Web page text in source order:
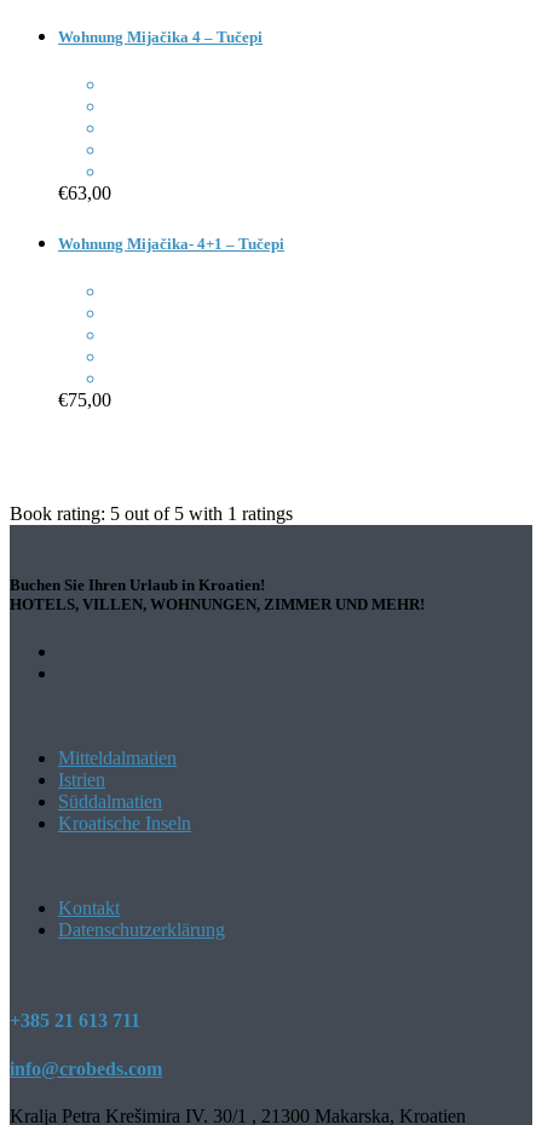
Wohnung Mijačika 4 – Tučepi
€63,00
Wohnung Mijačika- 4+1 – Tučepi
€75,00
Book rating: 5 out of 5 with 1 ratings
Buchen Sie Ihren Urlaub in Kroatien!
HOTELS, VILLEN, WOHNUNGEN, ZIMMER UND MEHR!
Mitteldalmatien
Istrien
Süddalmatien
Kroatische Inseln
Kontakt
Datenschutzerklärung
+385 21 613 711
info@crobeds.com
Kralja Petra Krešimira IV. 30/1 , 21300 Makarska, Kroatien